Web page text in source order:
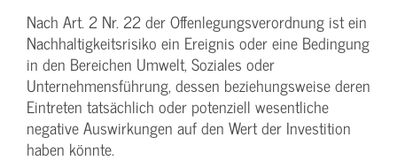
Nach Art. 2 Nr. 22 der Offenlegungsverordnung ist ein
Nachhaltigkeitsrisiko ein Ereignis oder eine Bedingung
in den Bereichen Umwelt, Soziales oder
Unternehmensführung, dessen beziehungsweise deren
Eintreten tatsächlich oder potenziell wesentliche
negative Auswirkungen auf den Wert der Investition
haben könnte.